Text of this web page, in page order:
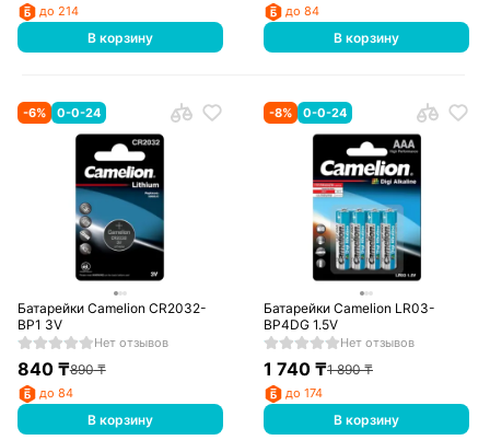
до 214
В корзину
до 84
В корзину
-6% 0-0-24
Батарейки Camelion CR2032-
BP1 3V
Нет отзывов
840₸890₸
до 84
В корзину
-8% 0-0-24
Батарейки Camelion LR03-
BP4DG 1.5V
Нет отзывов
1 740 ₸1 890₸
до 174
В корзину